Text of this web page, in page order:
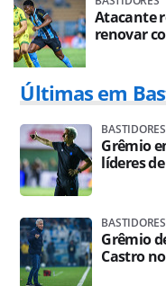
Atacante
renovar
Últimas em
BASTIDORES
Grêmio
líderes
BASTIDORES
Grêmio
Castro